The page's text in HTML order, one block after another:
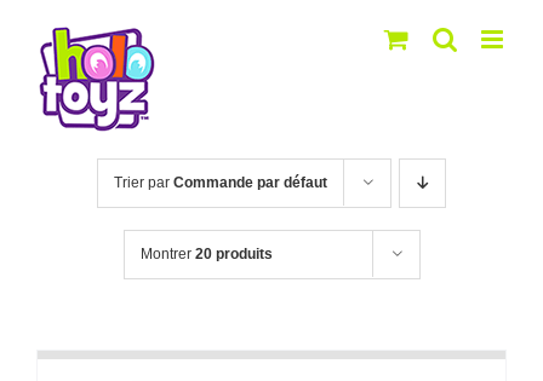
contenu
Trier par Commande par défaut
Montrer 20 produits